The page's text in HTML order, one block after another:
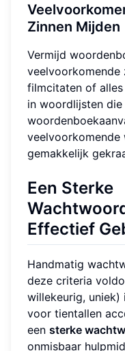
Zinnen Mijden
Vermijd
veelvoorkomende
filmcitaten of
in woordlijsten
veelvoorkomende
gemakkelijk
Een Sterke
Effectief
Handmatig
deze criteria
willekeurig,
voor tientallen
een sterke
onmisbaar